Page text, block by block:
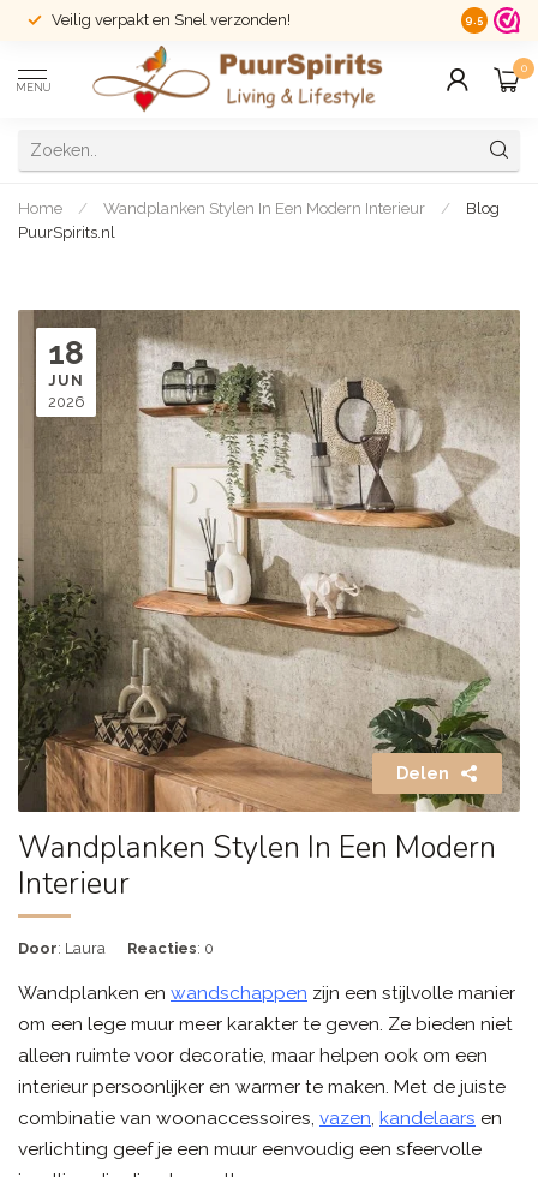
Veilig verpakt en Snel verzonden! 14 dagen
9.5
MENU
0
Home / Wandplanken Stylen In Een Modern Interieur /
Blog
PuurSpirits.nl
18
JUN
2026
Delen
Wandplanken Stylen In Een Modern
Interieur
Door: Laura Reacties: 0
Wandplanken en wandschappen zijn een stijlvolle manier
om een lege muur meer karakter te geven. Ze bieden niet
alleen ruimte voor decoratie, maar helpen ook om een
interieur persoonlijker en warmer te maken. Met de juiste
combinatie van woonaccessoires, vazen, kandelaars en
verlichting geef je een muur eenvoudig een sfeervolle